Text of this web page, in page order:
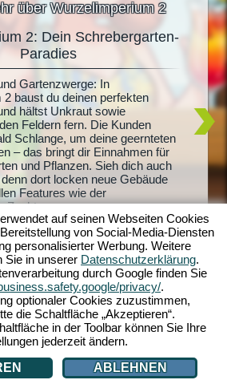
über Wurzelimperium 2
2: Dein Schrebergarten-
Paradies
Gartenzwerge: In
baust du deinen perfekten
hältst Unkraut sowie
Feldern fern. Die Kunden
Schlange, um deine geernteten
– das bringt dir Einnahmen für
und Pflanzen. Sieh dich auch
dort locken neue Gebäude
Features wie der
Zucht...
Du
dich
und
auf seinen Webseiten Cookies
von Social-Media-Diensten
personalisierter Werbung. Weitere
Sie in unserer Datenschutzerklärung.
durch Google finden Sie
privacy/.
optionaler Cookies zuzustimmen,
die Schaltfläche „Akzeptieren“.
in der Toolbar können Sie Ihre
jederzeit ändern.
ABLEHNEN